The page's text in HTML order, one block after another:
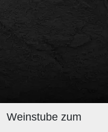
Weinstube zum